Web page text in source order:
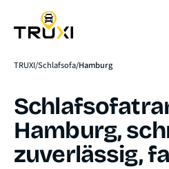
TRUXI Schlafsofa Hamburg
Hamburg,
zuverlässig,